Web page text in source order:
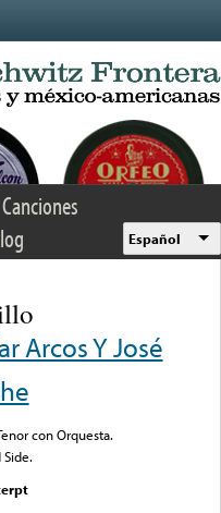
Canciones
Español
Arcos Y José
con Orquesta.